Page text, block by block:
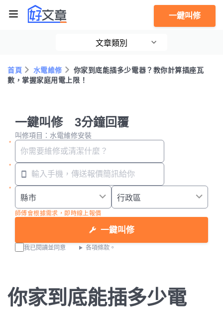
一鍵叫修
文章類別
首頁 水電維修
你家到底能插多少電器？教你計算插座瓦
數，掌握家庭用電上限！
一鍵叫修 3分鐘回覆
叫修項目：水電維修安裝
師傅會根據需求，即時線上報價
一鍵叫修
我已閱讀並同意 各項條款。
你家到底能插多少電